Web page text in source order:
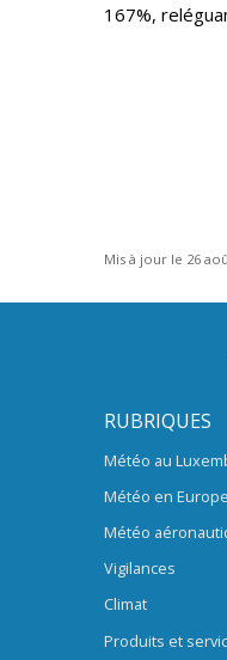
167%,
Mis à jour le 26
RUBRIQUES
Météo au
Météo en Europe
Météo
Vigilances
Climat
Produits et